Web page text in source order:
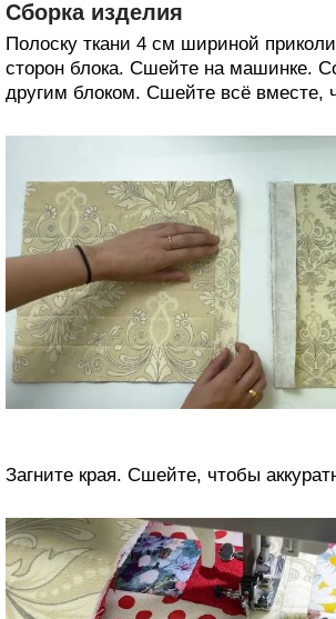
Сборка изделия
Полоску ткани 4 см шириной
сторон блока. Сшейте на машинке.
другим блоком. Сшейте всё вместе,
Загните края. Сшейте, чтобы